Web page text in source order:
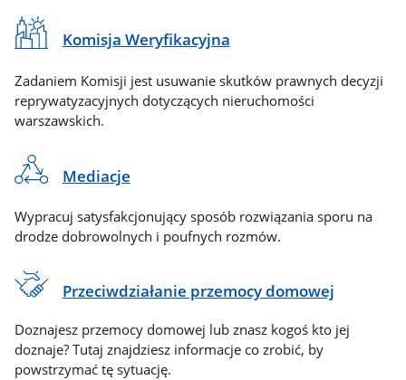
Komisja Weryfikacyjna
Zadaniem Komisji jest usuwanie skutków prawnych decyzji
reprywatyzacyjnych dotyczących nieruchomości
warszawskich.
Mediacje
Wypracuj satysfakcjonujący sposób rozwiązania sporu na
drodze dobrowolnych i poufnych rozmów.
Przeciwdziałanie przemocy domowej
Doznajesz przemocy domowej lub znasz kogoś kto jej
doznaje? Tutaj znajdziesz informacje co zrobić, by
powstrzymać tę sytuację.